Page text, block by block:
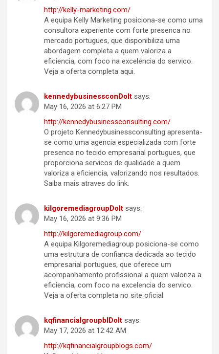
http://kelly-marketing.com/
A equipa Kelly Marketing posiciona-se como uma
consultora experiente com forte presenca no
mercado portugues, que disponibiliza uma
abordagem completa a quem valoriza a
eficiencia, com foco na excelencia do servico.
Veja a oferta completa aqui.
kennedybusinessconDoIt says:
May 16, 2026 at 6:27 PM
http://kennedybusinessconsulting.com/
O projeto Kennedybusinessconsulting apresenta-
se como uma agencia especializada com forte
presenca no tecido empresarial portugues, que
proporciona servicos de qualidade a quem
valoriza a eficiencia, valorizando nos resultados.
Saiba mais atraves do link.
kilgoremediagroupDoIt says:
May 16, 2026 at 9:36 PM
http://kilgoremediagroup.com/
A equipa Kilgoremediagroup posiciona-se como
uma estrutura de confianca dedicada ao tecido
empresarial portugues, que oferece um
acompanhamento profissional a quem valoriza a
eficiencia, com foco na excelencia do servico.
Veja a oferta completa no site oficial.
kqfinancialgroupblDoIt says:
May 17, 2026 at 12:42 AM
http://kqfinancialgroupblogs.com/